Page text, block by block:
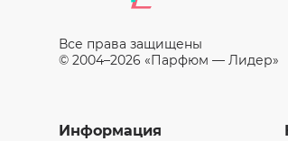
Все права защищены
© 2004–2026 «Парфюм — Лидер»
Информация